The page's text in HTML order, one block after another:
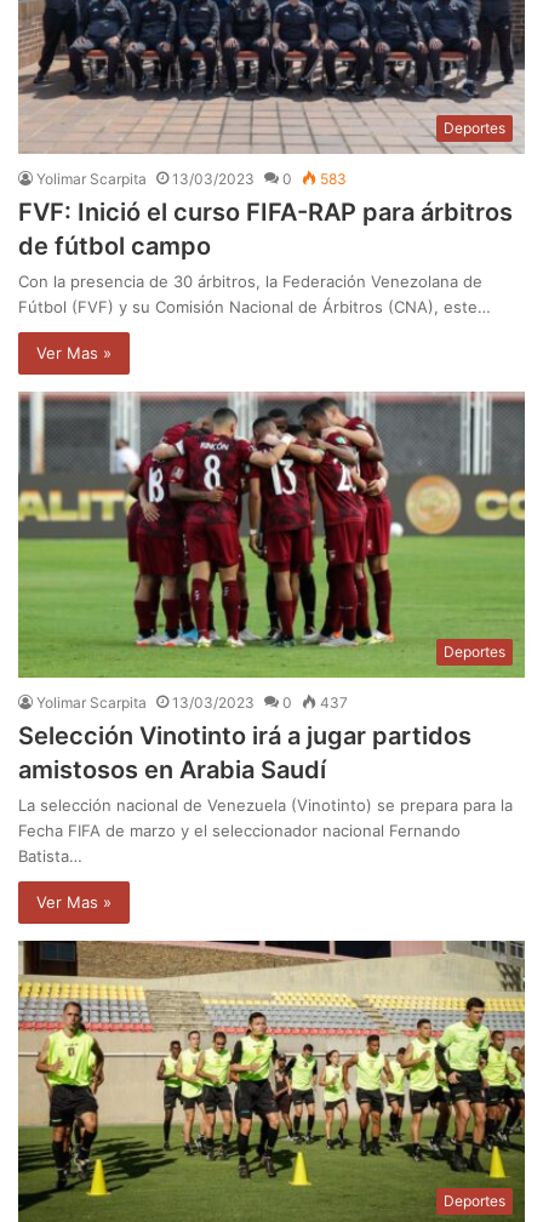
Deportes
Yolimar Scarpita 13/03/2023 0 583
FVF: Inició el curso FIFA-RAP para árbitros
de fútbol campo
Con la presencia de 30 árbitros, la Federación Venezolana de
Fútbol (FVF) y su Comisión Nacional de Árbitros (CNA), este…
Ver Mas »
Deportes
Yolimar Scarpita 13/03/2023 0 437
Selección Vinotinto irá a jugar partidos
amistosos en Arabia Saudí
La selección nacional de Venezuela (Vinotinto) se prepara para la
Fecha FIFA de marzo y el seleccionador nacional Fernando
Batista…
Ver Mas »
Deportes